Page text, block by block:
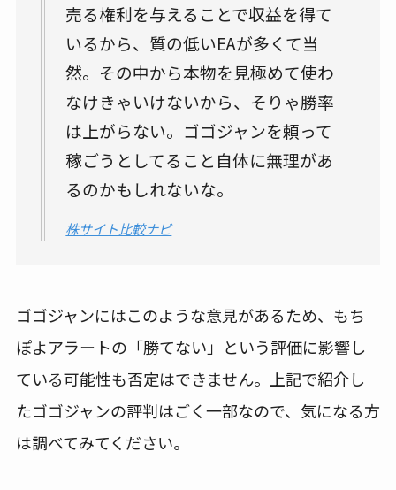
売る権利を与えることで収益を得て
いるから、質の低いEAが多くて当
然。その中から本物を見極めて使わ
なけきゃいけないから、そりゃ勝率
は上がらない。ゴゴジャンを頼って
稼ごうとしてること自体に無理があ
るのかもしれないな。
株サイト比較ナビ
ゴゴジャンにはこのような意見があるため、もち
ぽよアラートの「勝てない」という評価に影響し
ている可能性も否定はできません。上記で紹介し
たゴゴジャンの評判はごく一部なので、気になる方
は調べてみてください。